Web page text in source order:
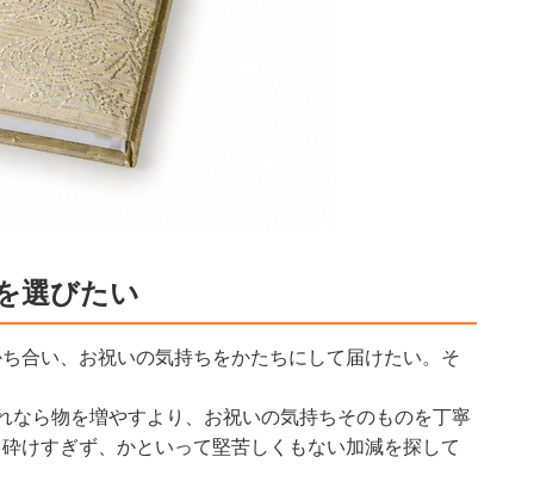
選びたい
合い、お祝いの気持ちをかたちにして届けたい。そ
ら物を増やすより、お祝いの気持ちそのものを丁寧
けすぎず、かといって堅苦しくもない加減を探して